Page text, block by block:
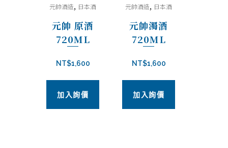
元帥酒造, 日本酒
元帥 原酒
720ML
NT$1,600
加入詢價
元帥酒造, 日本酒
元帥濁酒
720ML
NT$1,600
加入詢價